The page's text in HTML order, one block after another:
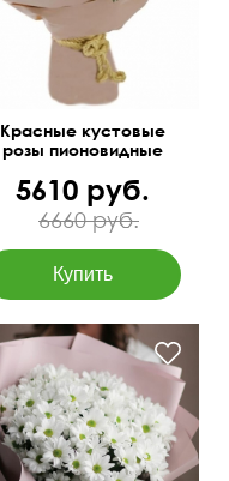
Красные кустовые
розы пионовидные
5610 руб.
6660 руб.
55 см 50 см